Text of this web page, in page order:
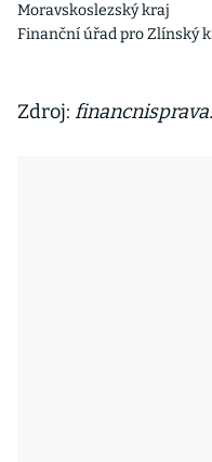
Moravskoslezský kraj
Finanční úřad pro Zlínský
Zdroj: